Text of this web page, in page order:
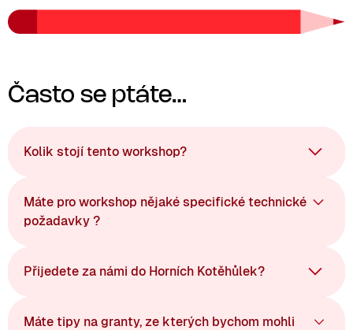
Často se ptáte…
Kolik stojí tento workshop?
Máte pro workshop nějaké specifické technické
požadavky ?
Přijedete za námi do Horních Kotěhůlek?
Máte tipy na granty, ze kterých bychom mohli